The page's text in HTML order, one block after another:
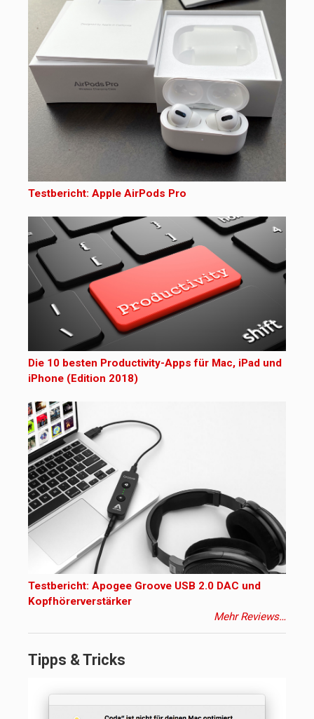
Testbericht: Apple AirPods Pro
Die 10 besten Productivity-Apps für Mac, iPad und
iPhone (Edition 2018)
Testbericht: Apogee Groove USB 2.0 DAC und
Kopfhörerverstärker
Mehr Reviews…
Tipps & Tricks